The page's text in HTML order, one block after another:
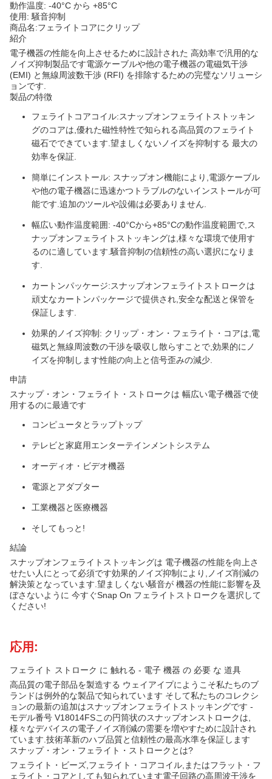
動作温度: -40°C から +85°C
使用: 騒音抑制
商品名:フェライトコアにクリップ
紹介
電子機器の性能を向上させるために設計された 高効率で汎用的な
ノイズ抑制製品です電源ケーブルや他の電子機器の電磁気干渉
(EMI) と無線周波数干渉 (RFI) を排除するための完璧なソリューシ
ョンです.
製品の特徴
フェライトコアコイル:スナップオンフェライトストッキン
グのコアは,優れた磁性特性で知られる高品質のフェライト
磁石でできています.望ましくないノイズを抑制する 最大の
効率を保証.
簡単にインストール: スナップオン機能により,電源ケーブル
や他の電子機器に迅速かつトラブルのないインストールが可
能です.追加のツールや設備は必要ありません.
幅広い動作温度範囲: -40°Cから+85°Cの動作温度範囲で,ス
ナップオンフェライトストッキングは,様々な環境で使用す
るのに適しています.騒音抑制の信頼性の高い選択になりま
す.
カートンパッケージ:スナップオンフェライトストロークは
頑丈なカートンパッケージで提供され,安全な配送と保管を
保証します.
効果的ノイズ抑制: クリップ・オン・フェライト・コアは,電
磁気と無線周波数の干渉を吸収し散らすことで,効果的にノ
イズを抑制します性能の向上と信号歪みの減少.
申請
スナップ・オン・フェライト・ストロークは 幅広い電子機器で使
用するのに最適です
コンピュータとラップトップ
テレビと家庭用エンターテインメントシステム
オーディオ・ビデオ機器
電源とアダプター
工業機器と医療機器
そしてもっと!
結論
スナップオンフェライトストッキングは 電子機器の性能を向上さ
せたい人にとって必須です効果的ノイズ抑制により,ノイズ削減の
解決策となっています.望ましくない騒音が 機器の性能に影響を及
ぼさないように 今すぐSnap On フェライトストロークを選択して
ください!
応用:
フェライト ストローク に 触れる - 電子 機器 の 必要 な 道具
高品質の電子部品を製造する ウェイアイプにようこそ私たちのブ
ランドは例外的な製品で知られています そして私たちのコレクシ
ョンの最新の追加はスナップオンフェライトストッキングです -
モデル番号 V18014FSこの円筒状のスナップオンストロークは,
様々なデバイスの電子ノイズ削減の需要を増やすために設計され
ています.技術革新のハブ品質と信頼性の最高水準を保証します
スナップ・オン・フェライト・ストロークとは?
フェライト・ビーズ,フェライト・コアコイル,またはフラット・フ
ェライト・コアとしても知られています電子回路の高周波干渉を